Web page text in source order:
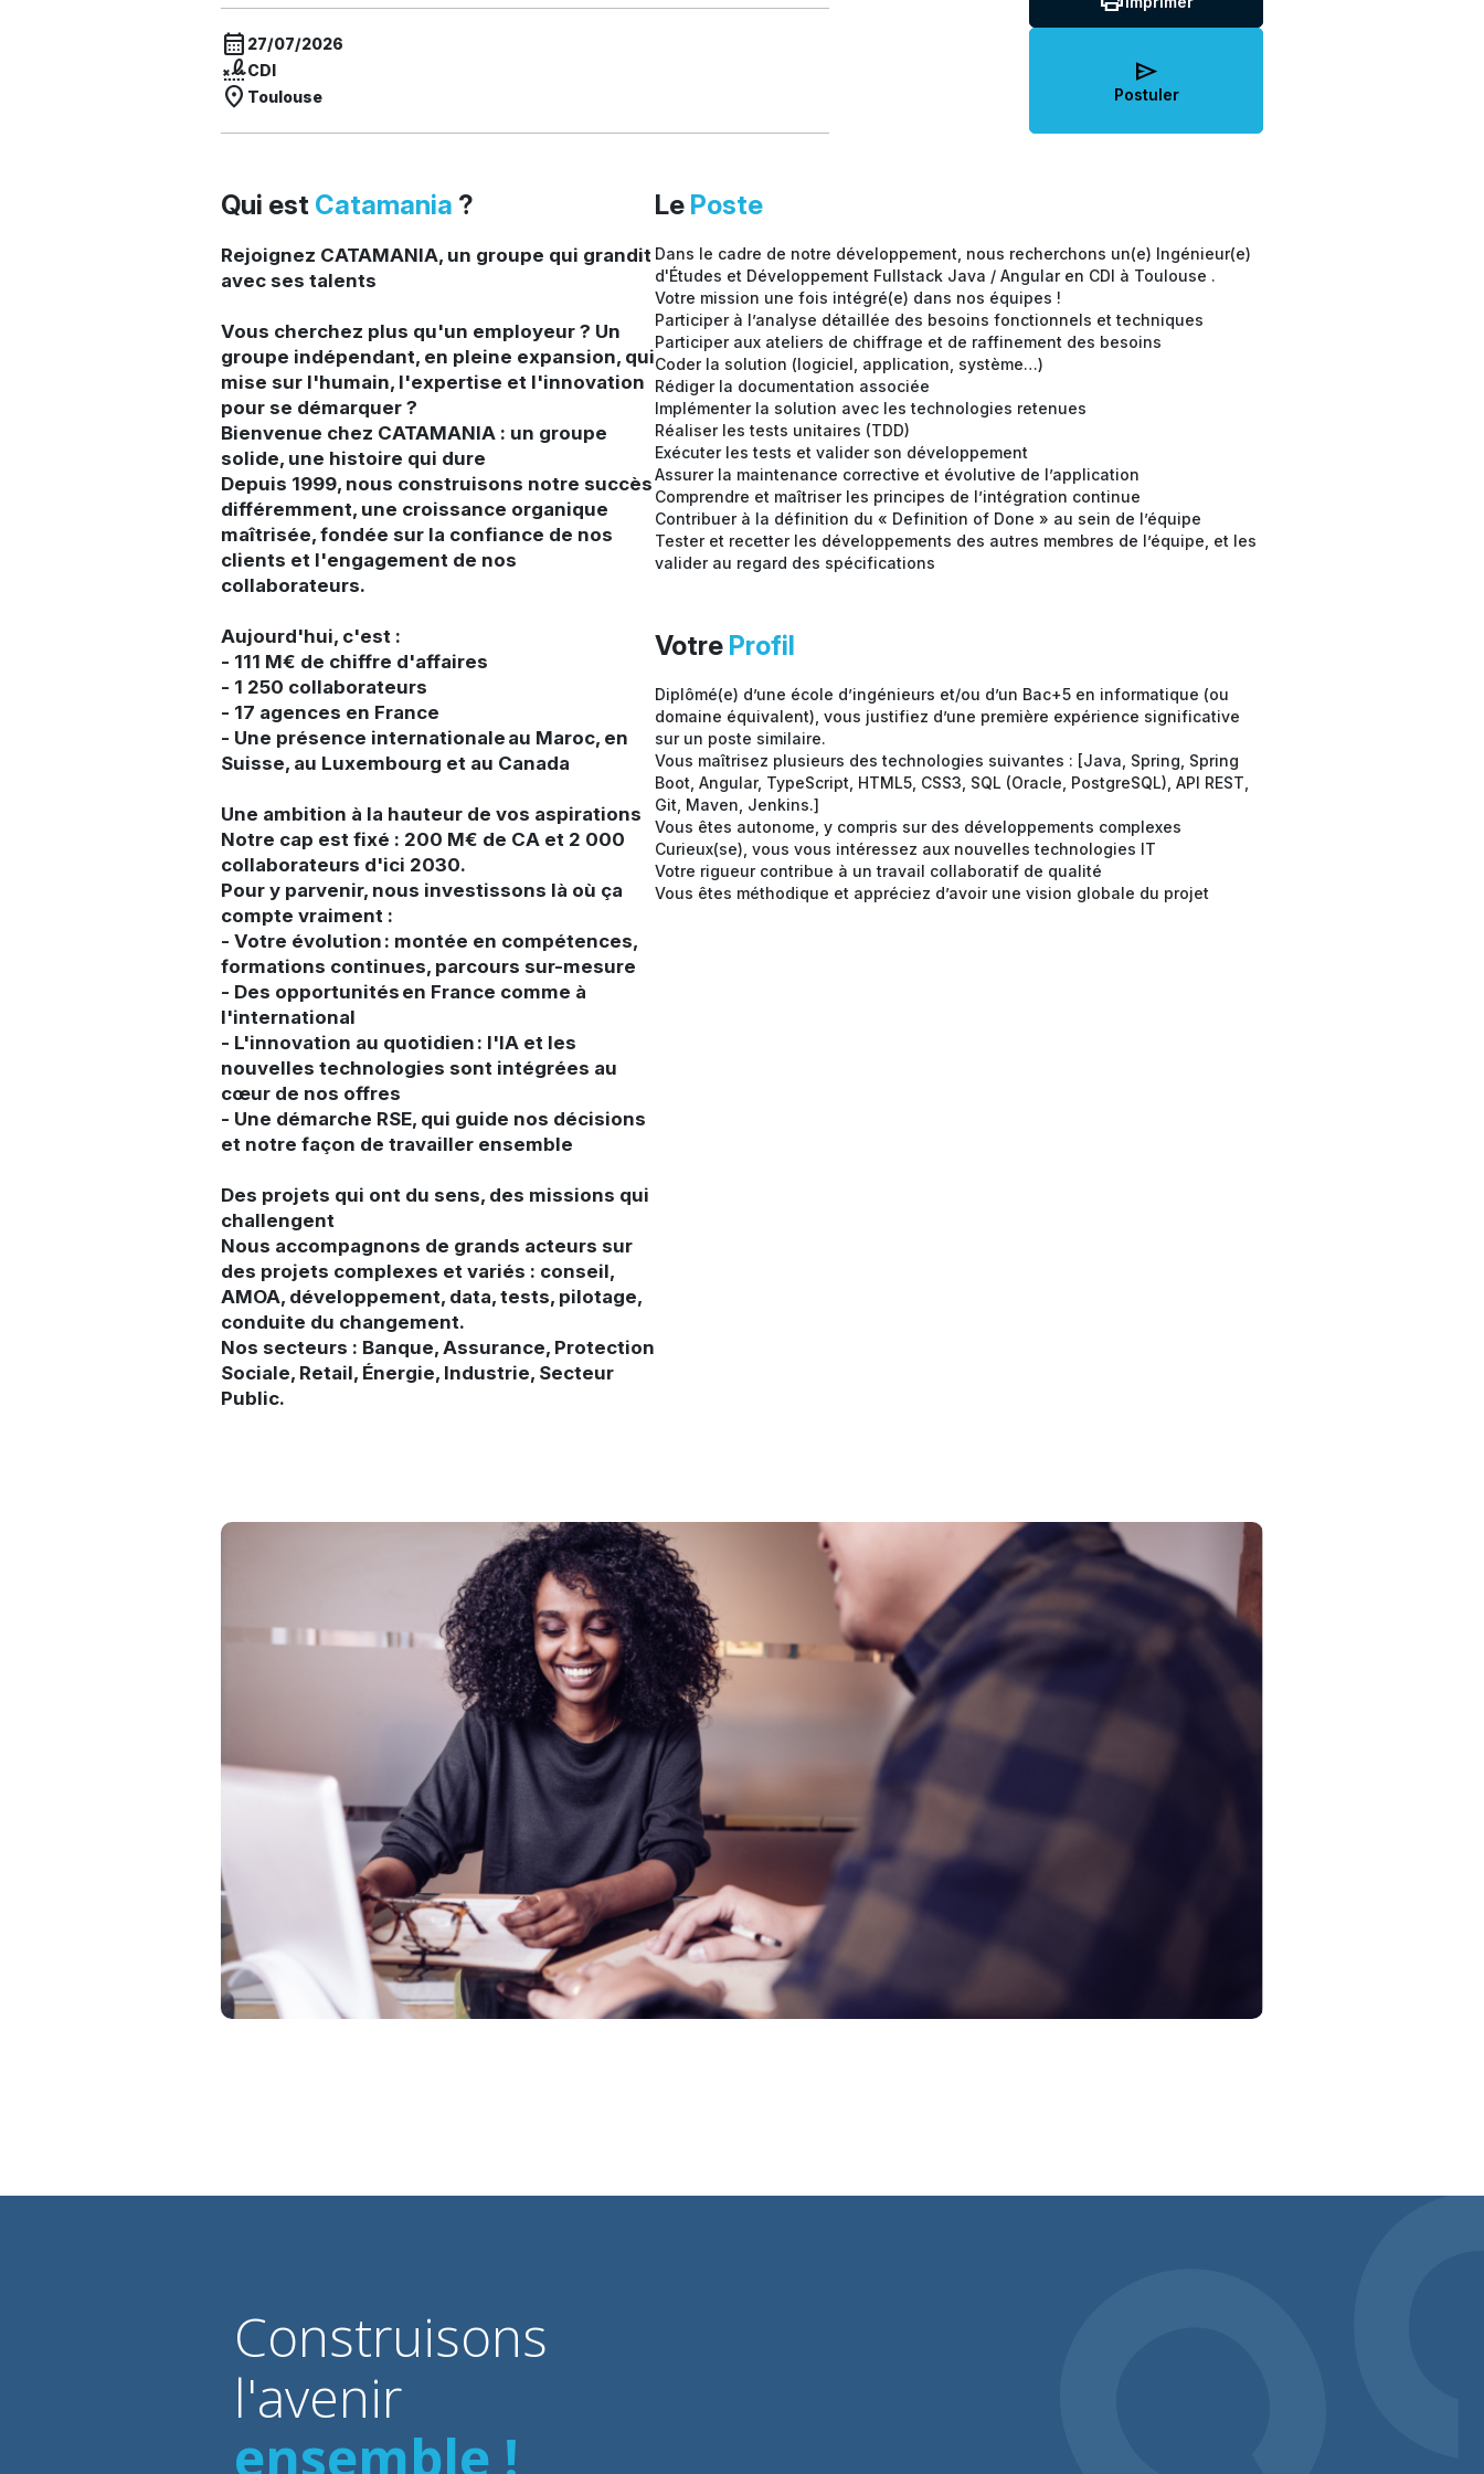
calendar_month 27/07/2026
signatureCDI
location_on Toulouse
send
Postuler
Qui est Catamania ?
Rejoignez CATAMANIA, un groupe qui grandit
avec ses talents
Vous cherchez plus qu'un employeur ? Un
groupe indépendant, en pleine expansion, qui
mise sur l'humain, l'expertise et l'innovation
pour se démarquer ?
Bienvenue chez CATAMANIA : un groupe
solide, une histoire qui dure
Depuis 1999, nous construisons notre succès
différemment, une croissance organique
maîtrisée, fondée sur la confiance de nos
clients et l'engagement de nos
collaborateurs.
Aujourd'hui, c'est :
- 111 M€ de chiffre d'affaires
- 1 250 collaborateurs
- 17 agences en France
- Une présence internationale au Maroc, en
Suisse, au Luxembourg et au Canada
Une ambition à la hauteur de vos aspirations
Notre cap est fixé : 200 M€ de CA et 2 000
collaborateurs d'ici 2030.
Pour y parvenir, nous investissons là où ça
compte vraiment :
- Votre évolution : montée en compétences,
formations continues, parcours sur-mesure
- Des opportunités en France comme à
l'international
- L'innovation au quotidien : l'IA et les
nouvelles technologies sont intégrées au
cœur de nos offres
- Une démarche RSE, qui guide nos décisions
et notre façon de travailler ensemble
Des projets qui ont du sens, des missions qui
challengent
Nous accompagnons de grands acteurs sur
des projets complexes et variés : conseil,
AMOA, développement, data, tests, pilotage,
conduite du changement.
Nos secteurs : Banque, Assurance, Protection
Sociale, Retail, Énergie, Industrie, Secteur
Public.
Le Poste
Dans le cadre de notre développement, nous recherchons un(e) Ingénieur(e)
d'Études et Développement Fullstack Java / Angular en CDI à Toulouse .
Votre mission une fois intégré(e) dans nos équipes !
Participer à l’analyse détaillée des besoins fonctionnels et techniques
Participer aux ateliers de chiffrage et de raffinement des besoins
Coder la solution (logiciel, application, système…)
Rédiger la documentation associée
Implémenter la solution avec les technologies retenues
Réaliser les tests unitaires (TDD)
Exécuter les tests et valider son développement
Assurer la maintenance corrective et évolutive de l’application
Comprendre et maîtriser les principes de l’intégration continue
Contribuer à la définition du « Definition of Done » au sein de l’équipe
Tester et recetter les développements des autres membres de l’équipe, et les
valider au regard des spécifications
Votre Profil
Diplômé(e) d’une école d’ingénieurs et/ou d’un Bac+5 en informatique (ou
domaine équivalent), vous justifiez d’une première expérience significative
sur un poste similaire.
Vous maîtrisez plusieurs des technologies suivantes : [Java, Spring, Spring
Boot, Angular, TypeScript, HTML5, CSS3, SQL (Oracle, PostgreSQL), API REST,
Git, Maven, Jenkins.]
Vous êtes autonome, y compris sur des développements complexes
Curieux(se), vous vous intéressez aux nouvelles technologies IT
Votre rigueur contribue à un travail collaboratif de qualité
Vous êtes méthodique et appréciez d’avoir une vision globale du projet
Construisons
l'avenir
ensemble !